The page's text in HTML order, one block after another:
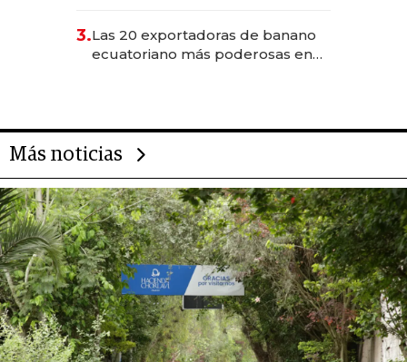
3.Las 20 exportadoras de banano
ecuatoriano más poderosas en
Más noticias